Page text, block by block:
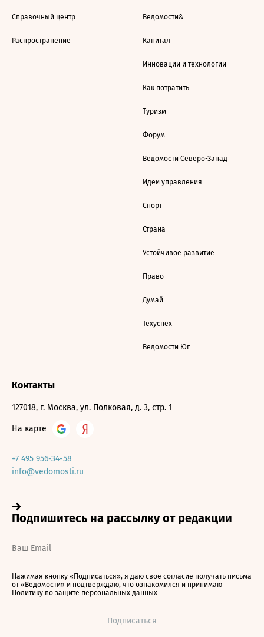
Справочный центр
Распространение
Ведомости&
Капитал
Инновации и технологии
Как потратить
Туризм
Форум
Ведомости Северо-Запад
Идеи управления
Спорт
Страна
Устойчивое развитие
Право
Думай
Техуспех
Ведомости Юг
Контакты
127018, г. Москва, ул. Полковая, д. 3, стр. 1
На карте
+7 495 956-34-58
info@vedomosti.ru
Нажимая кнопку «Подписаться», я даю свое согласие получать письма
от «Ведомости» и подтверждаю, что ознакомился и принимаю
Политику по защите персональных данных